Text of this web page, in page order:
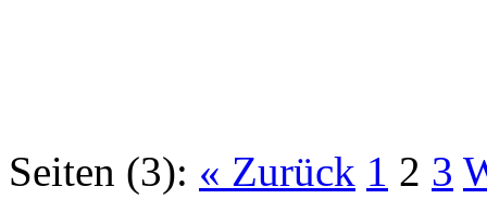
Seiten (3): « Zurück 1 2 3